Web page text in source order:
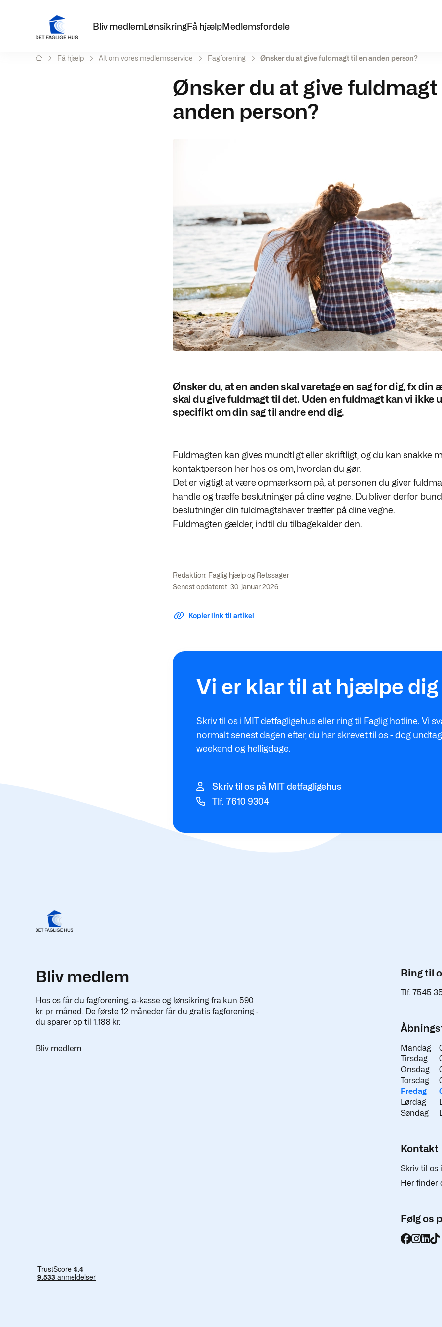
Bliv medlemLønsikringFå hjælpMedlemsfordele
Få hjælp Alt om vores medlemsservice Fagforening Ønsker du at give fuldmagt til en anden person?
Ønsker du at give fuldmagt
anden person?
Ønsker du, at en anden skal varetage en sag for dig, fx din
skal du give fuldmagt til det. Uden en fuldmagt kan vi ikke
specifikt om din sag til andre end dig.
Fuldmagten kan gives mundtligt eller skriftligt, og du kan snakke
kontaktperson her hos os om, hvordan du gør.
Det er vigtigt at være opmærksom på, at personen du giver
handle og træffe beslutninger på dine vegne. Du bliver derfor
beslutninger din fuldmagtshaver træffer på dine vegne.
Fuldmagten gælder, indtil du tilbagekalder den.
Redaktion: Faglig hjælp og Retssager
Senest opdateret: 30. januar 2026
Kopier link til artikel
Vi er klar til at hjælpe dig
Skriv til os i MIT detfagligehus eller ring til Faglig hotline. Vi
normalt senest dagen efter, du har skrevet til os - dog
weekend og helligdage.
Skriv til os på MIT detfagligehus
Tlf. 7610 9304
Bliv medlem
Hos os får du fagforening, a-kasse og lønsikring fra kun 590
kr. pr. måned. De første 12 måneder får du gratis fagforening -
du sparer op til 1.188 kr.
Bliv medlem
Ring til
Tlf. 7545
Mandag
Tirsdag
Onsdag
Torsdag
Fredag
Lørdag
Søndag
Kontakt
Skriv til os
Her finder
Følg os